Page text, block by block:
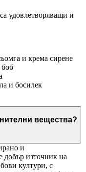
удовлетворяващи и
и крема сирене
и босилек
вещества?
и
добър източник на
култури, с